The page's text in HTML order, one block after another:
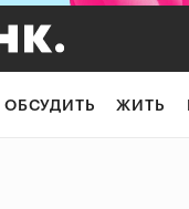
ОБСУДИТЬ ЖИТЬ